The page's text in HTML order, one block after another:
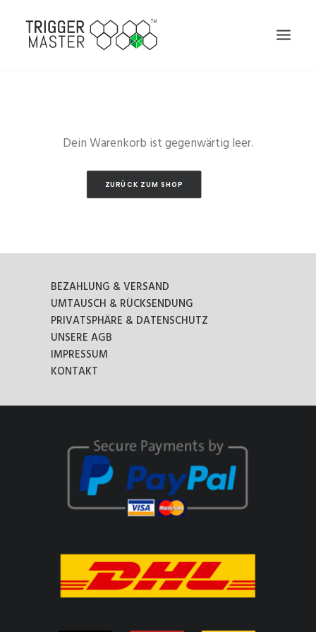
Dein Warenkorb ist gegenwärtig leer.
ZURÜCK ZUM SHOP
BEZAHLUNG & VERSAND
UMTAUSCH & RÜCKSENDUNG
PRIVATSPHÄRE & DATENSCHUTZ
UNSERE AGB
IMPRESSUM
KONTAKT